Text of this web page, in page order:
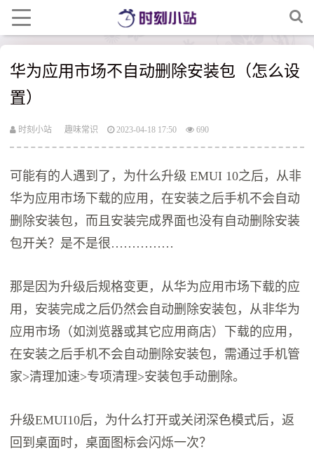
华为应用市场不自动删除安装包（怎么设
置）
时刻小站 趣味常识 2023-04-18 17:50 690
可能有的人遇到了，为什么升级 EMUI 10之后，从非
华为应用市场下载的应用，在安装之后手机不会自动
删除安装包，而且安装完成界面也没有自动删除安装
包开关？是不是很……………
那是因为升级后规格变更，从华为应用市场下载的应
用，安装完成之后仍然会自动删除安装包，从非华为
应用市场（如浏览器或其它应用商店）下载的应用，
在安装之后手机不会自动删除安装包，需通过手机管
家>清理加速>专项清理>安装包手动删除。
升级EMUI10后，为什么打开或关闭深色模式后，返
回到桌面时，桌面图标会闪烁一次？